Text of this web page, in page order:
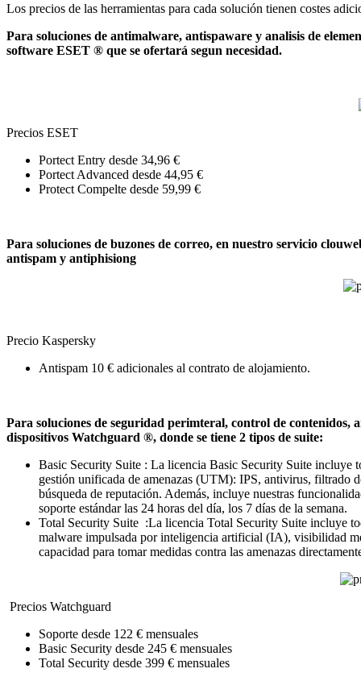
Los precios de las herramientas para cada solución tienen costes
Para soluciones de antimalware, antispaware y analisis de
software ESET ® que se ofertará segun necesidad.
Precios ESET
Portect Entry desde 34,96 €
Portect Advanced desde 44,95 €
Protect Compelte desde 59,99 €
Para soluciones de buzones de correo, en nuestro servicio
antispam y antiphisiong
Precio Kaspersky
Antispam 10 € adicionales al contrato de alojamiento.
Para soluciones de seguridad perimteral, control de contenidos,
dispositivos Watchguard ®, donde se tiene 2 tipos de suite:
Basic Security Suite : La licencia Basic Security Suite incluye
gestión unificada de amenazas (UTM): IPS, antivirus, filtrado
búsqueda de reputación. Además, incluye nuestras
soporte estándar las 24 horas del día, los 7 días de la semana.
Total Security Suite :La licencia Total Security Suite incluye
malware impulsada por inteligencia artificial (IA), visibilidad
capacidad para tomar medidas contra las amenazas
Precios Watchguard
Soporte desde 122 € mensuales
Basic Security desde 245 € mensuales
Total Security desde 399 € mensuales